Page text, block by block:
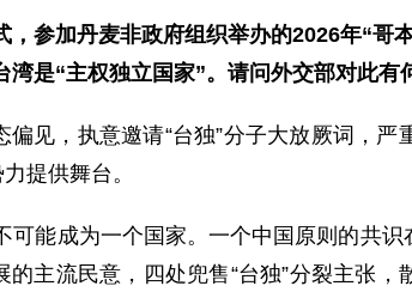
参加丹麦非政府组织举办的2026年“哥
是“主权独立国家”。请问外交部对此有
见，执意邀请“台独”分子大放厥词，
提供舞台。
能成为一个国家。一个中国原则的共
主流民意，四处兜售“台独”分裂主张